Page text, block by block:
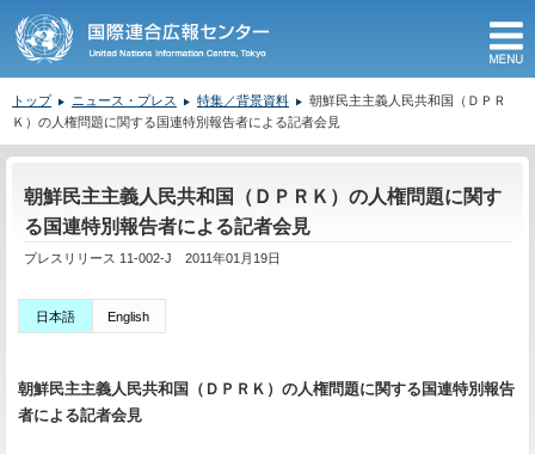
トップ ニュース・プレス 特集／背景資料
朝鮮民主主義人民共和国（ＤＰＲ
Ｋ）の人権問題に関する国連特別報告者による記者会見
朝鮮民主主義人民共和国（ＤＰＲＫ）の人権問題に関す
る国連特別報告者による記者会見
プレスリリース 11-002-J 2011年01月19日
日本語 English
朝鮮民主主義人民共和国（ＤＰＲＫ）の人権問題に関する国連特別報告
者による記者会見